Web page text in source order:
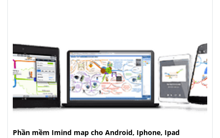
Phần mềm Imind map cho Android, Iphone, Ipad